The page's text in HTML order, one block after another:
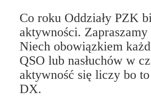
Co roku Oddziały PZK
aktywności.
Niech obowiązkiem
QSO lub nasłuchów w
aktywność się liczy bo
DX.